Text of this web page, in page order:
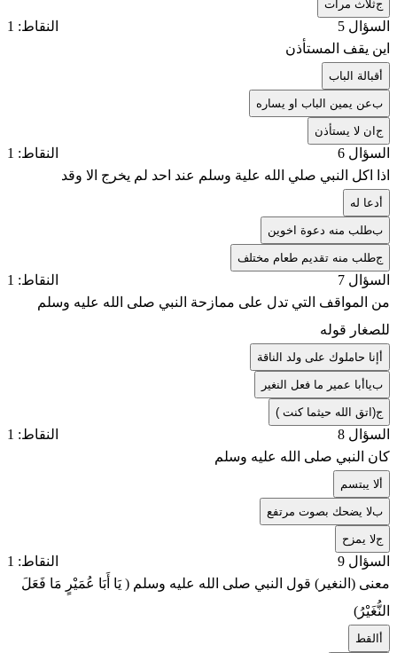
جثلاث مرات
السؤال 5
النقاط: 1
اين يقف المستأذن
قبالة الباب
بعن يمين الباب او يساره
جان لا يستأذن
السؤال 6
النقاط: 1
اذا اكل النبي صلي الله علية وسلم عند احد لم يخرج الا وقد
دعا له
بطلب منه دعوة اخوين
جطلب منه تقديم طعام مختلف
السؤال 7
النقاط: 1
من المواقف التي تدل على ممازحة النبي صلى الله عليه وسلم
للصغار قوله
إنا حاملوك على ولد الناقة
بياأبا عمير ما فعل النغير
ج(اتق الله حيثما كنت )
السؤال 8
النقاط: 1
كان النبي صلى الله عليه وسلم
لا يبتسم
بلا يضحك بصوت مرتفع
جلا يمزح
السؤال 9
النقاط: 1
معنى (النغير) قول النبي صلى الله عليه وسلم ( يَا أَبَا عُمَيْرٍ مَا فَعَلَ
النُّغَيْرُ)
القط